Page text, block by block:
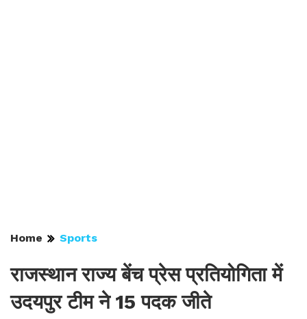
Home Sports
राजस्थान राज्य बेंच प्रेस प्रतियोगिता में
उदयपुर टीम ने 15 पदक जीते